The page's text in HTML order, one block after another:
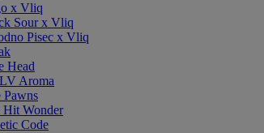
x Vliq
Sour x Vliq
Pisec x Vliq
Head
Aroma
Pawns
Hit Wonder
Code